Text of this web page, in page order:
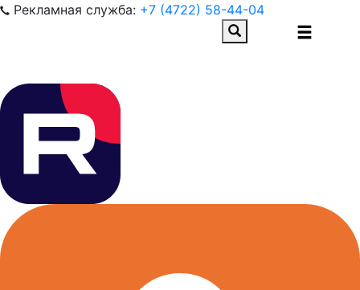
Рекламная служба: +7 (4722) 58-44-04